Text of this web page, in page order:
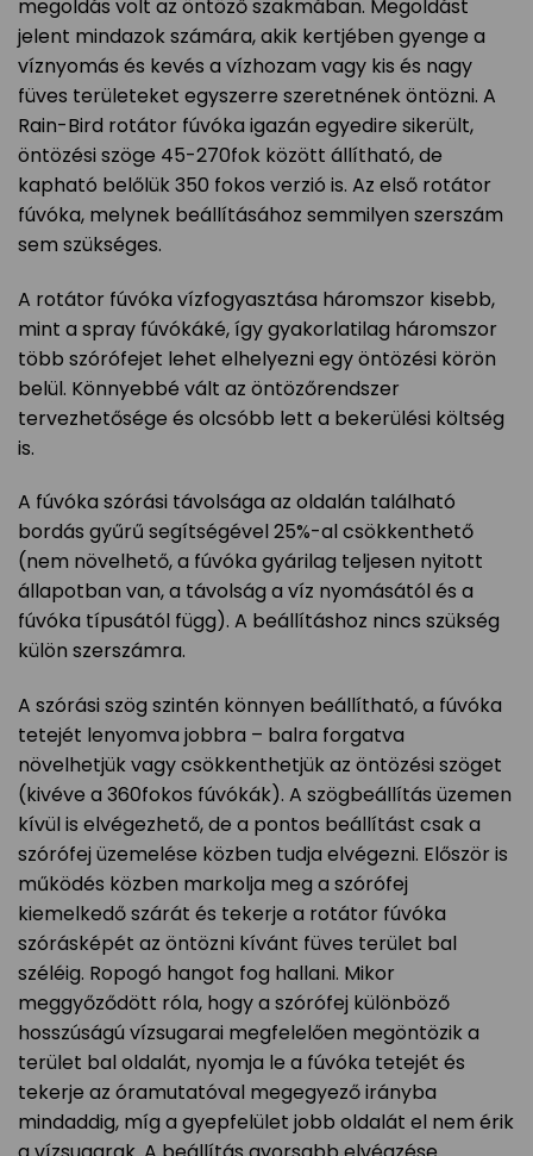
megoldás volt az öntöző szakmában. Megoldást
jelent mindazok számára, akik kertjében gyenge a
víznyomás és kevés a vízhozam vagy kis és nagy
füves területeket egyszerre szeretnének öntözni. A
Rain-Bird rotátor fúvóka igazán egyedire sikerült,
öntözési szöge 45-270fok között állítható, de
kapható belőlük 350 fokos verzió is. Az első rotátor
fúvóka, melynek beállításához semmilyen szerszám
sem szükséges.
A rotátor fúvóka vízfogyasztása háromszor kisebb,
mint a spray fúvókáké, így gyakorlatilag háromszor
több szórófejet lehet elhelyezni egy öntözési körön
belül. Könnyebbé vált az öntözőrendszer
tervezhetősége és olcsóbb lett a bekerülési költség
is.
A fúvóka szórási távolsága az oldalán található
bordás gyűrű segítségével 25%-al csökkenthető
(nem növelhető, a fúvóka gyárilag teljesen nyitott
állapotban van, a távolság a víz nyomásától és a
fúvóka típusától függ). A beállításhoz nincs szükség
külön szerszámra.
A szórási szög szintén könnyen beállítható, a fúvóka
tetejét lenyomva jobbra – balra forgatva
növelhetjük vagy csökkenthetjük az öntözési szöget
(kivéve a 360fokos fúvókák). A szögbeállítás üzemen
kívül is elvégezhető, de a pontos beállítást csak a
szórófej üzemelése közben tudja elvégezni. Először is
működés közben markolja meg a szórófej
kiemelkedő szárát és tekerje a rotátor fúvóka
szórásképét az öntözni kívánt füves terület bal
széléig. Ropogó hangot fog hallani. Mikor
meggyőződött róla, hogy a szórófej különböző
hosszúságú vízsugarai megfelelően megöntözik a
terület bal oldalát, nyomja le a fúvóka tetejét és
tekerje az óramutatóval megegyező irányba
mindaddig, míg a gyepfelület jobb oldalát el nem érik